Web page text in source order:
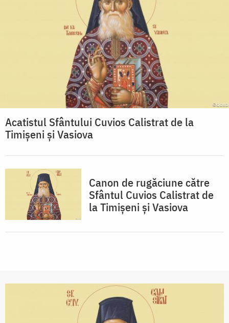
Acatistul Sfântului Cuvios Calistrat de la
Timișeni și Vasiova
Canon de rugăciune către
Sfântul Cuvios Calistrat de
la Timișeni și Vasiova